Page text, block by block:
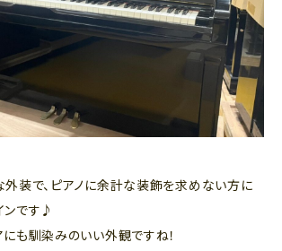
外装で、ピアノに余計な装飾を求めない方に
ンです♪
にも馴染みのいい外観ですね！